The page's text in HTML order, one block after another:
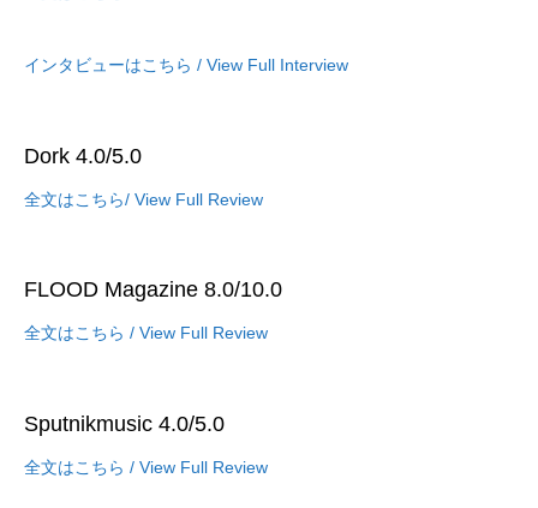
インタビューはこちら / View Full Interview
Dork 4.0/5.0
全文はこちら/ View Full Review
FLOOD Magazine 8.0/10.0
全文はこちら / View Full Review
Sputnikmusic 4.0/5.0
全文はこちら / View Full Review